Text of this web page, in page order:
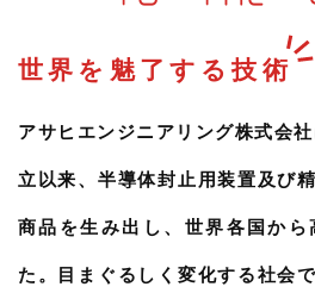
世界を魅了する技術
アサヒエンジニアリング株式会
立以来、半導体封止用装置及び
商品を生み出し、世界各国から
た。目まぐるしく変化する社会